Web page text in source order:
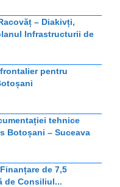
– Diakivți,
Infrastructurii de
pentru
tehnice
Botoșani – Suceava
de 7,5
de Consiliul...